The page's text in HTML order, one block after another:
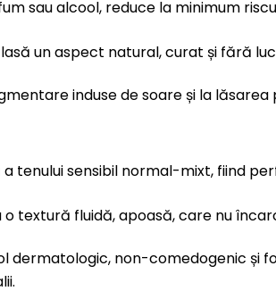
sau alcool, reduce la minimum
un aspect natural, curat și fără
induse de soare și la
tenului sensibil normal-mixt, fiind
textură fluidă, apoasă, care nu
dermatologic, non-comedogenic și